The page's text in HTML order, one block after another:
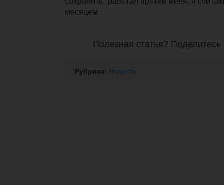
месяцем.
Полезная статья?
Рубрика: Новости